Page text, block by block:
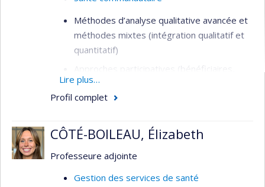
Méthodes d’analyse qualitative avancée et
méthodes mixtes (intégration qualitatif et
quantitatif)
Approches participatives (bénéficiaires,
intervenant.es, gestionnaires, citoyens) en
évaluation de programmes et
développement communautaire)
de personnes marginalisées, situations
d’itinérances
Lire plus…
Profil complet
CÔTÉ-BOILEAU, Élizabeth
Professeure adjointe
Gestion des services de santé